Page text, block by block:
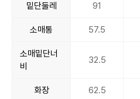
밑단둘레 91
소매통 57.5
소매밑단너
비
32.5
화장 62.5